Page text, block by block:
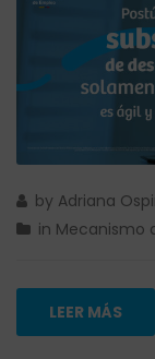
by Adriana
in Mecanismo
LEER MÁS